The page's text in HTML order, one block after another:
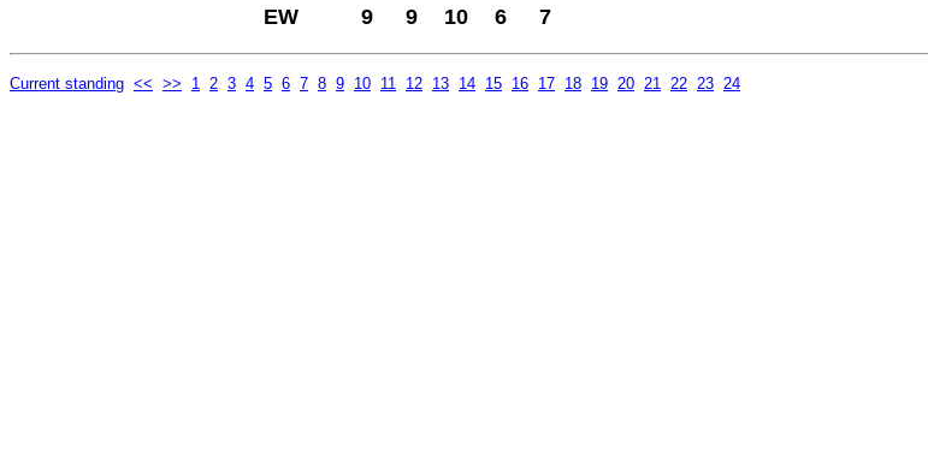
EW
9 9 10 6 7
Current standing << >> 1 2 3 4 5 6 7 8 9 10 11 12 13 14 15 16 17 18 19 20 21 22 23 24